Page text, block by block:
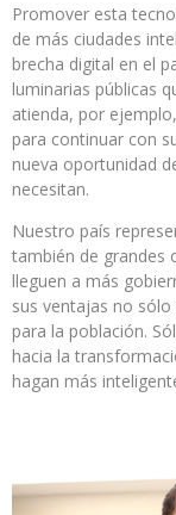
Promover esta
de más ciudades
brecha digital en el
luminarias públicas
atienda, por
para continuar con
nueva oportunidad
necesitan.
Nuestro país
también de grandes
lleguen a más
sus ventajas no
para la población.
hacia la
hagan más